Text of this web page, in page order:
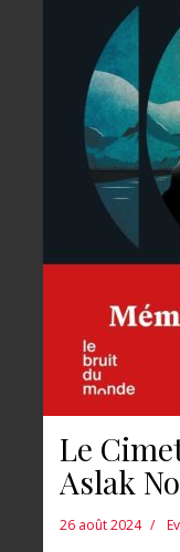
Le
Aslak
26 août 2024